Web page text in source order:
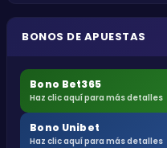
BONOS DE APUESTAS
Bono Bet365
Haz clic aquí para más detalles
Bono Unibet
Haz clic aquí para más detalles